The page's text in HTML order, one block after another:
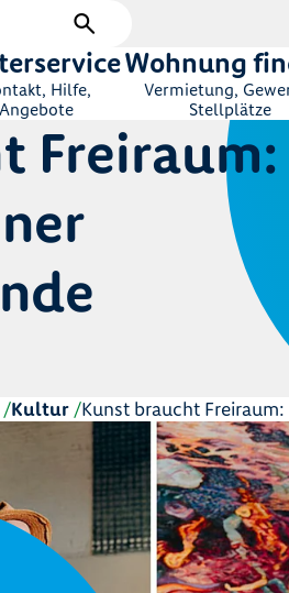
Hilfe,
Angebote
Wohnung
Vermietung,
Stellplätze
Freiraum:
Kultur Kunst braucht